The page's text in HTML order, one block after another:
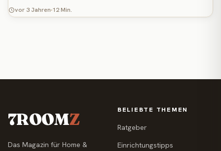
vor 3 Jahren 12 Min.
7ROOMZ
Das Magazin für Home &
BELIEBTE THEMEN
Ratgeber
Einrichtungstipps